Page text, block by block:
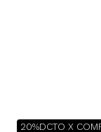
20%DCTO X